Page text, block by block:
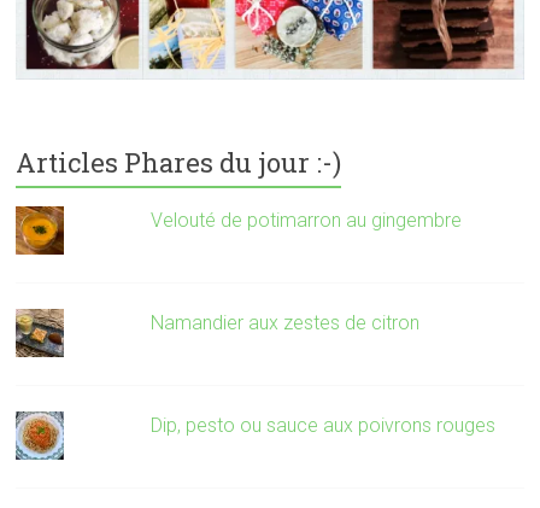
Articles Phares du jour :-)
Velouté de potimarron au gingembre
Namandier aux zestes de citron
Dip, pesto ou sauce aux poivrons rouges